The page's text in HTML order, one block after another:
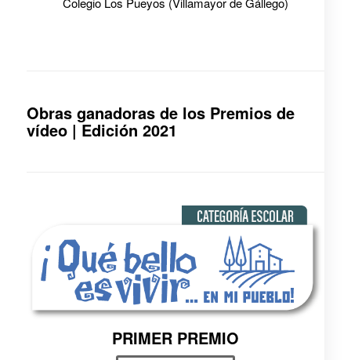
Obras ganadoras de los Premios de
vídeo | Edición 2021
PRIMER PREMIO